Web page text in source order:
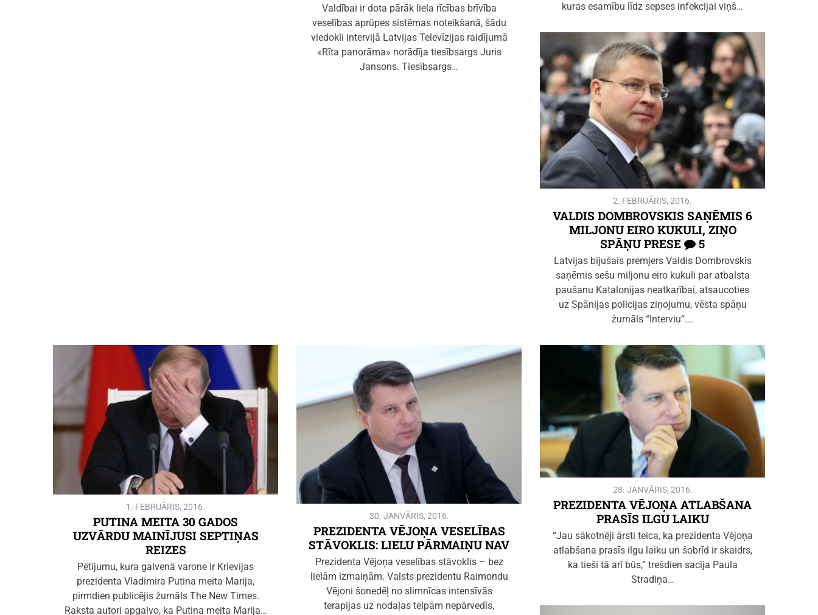
Valdībai ir dota pārāk liela rīcības brīvība
veselības aprūpes sistēmas noteikšanā, šādu
viedokli intervijā Latvijas Televīzijas raidījumā
«Rīta panorāma» norādīja tiesībsargs Juris
Jansons. Tiesībsargs…
kuras esamību līdz sepses infekcijai viņš…
2. FEBRUĀRIS, 2016.
VALDIS DOMBROVSKIS SAŅĒMIS 6
MILJONU EIRO KUKULI, ZIŅO
SPĀŅU PRESE
5
Latvijas bijušais premjers Valdis Dombrovskis
saņēmis sešu miljonu eiro kukuli par atbalsta
paušanu Katalonijas neatkarībai, atsaucoties
uz Spānijas policijas ziņojumu, vēsta spāņu
žurnāls “Interviu“….
1. FEBRUĀRIS, 2016.
PUTINA MEITA 30 GADOS
UZVĀRDU MAINĪJUSI SEPTIŅAS
REIZES
Pētījumu, kura galvenā varone ir Krievijas
prezidenta Vladimira Putina meita Marija,
pirmdien publicējis žurnāls The New Times.
Raksta autori apgalvo, ka Putina meita Marija…
30. JANVĀRIS, 2016.
PREZIDENTA VĒJOŅA VESELĪBAS
STĀVOKLIS: LIELU PĀRMAIŅU NAV
Prezidenta Vējoņa veselības stāvoklis – bez
lielām izmaiņām. Valsts prezidentu Raimondu
Vējoni šonedēļ no slimnīcas intensīvās
terapijas uz nodaļas telpām nepārvedīs,
28. JANVĀRIS, 2016.
PREZIDENTA VĒJOŅA ATLABŠANA
PRASĪS ILGU LAIKU
“Jau sākotnēji ārsti teica, ka prezidenta Vējoņa
atlabšana prasīs ilgu laiku un šobrīd ir skaidrs,
ka tieši tā arī būs,” trešdien sacīja Paula
Stradiņa…